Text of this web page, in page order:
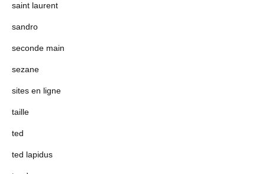
saint laurent
sandro
seconde main
sezane
sites en ligne
taille
ted
ted lapidus